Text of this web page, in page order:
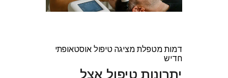
דמות מטפלת מציגה טיפול אוסטאופתי
חדיש
יתרונות טיפול אצל